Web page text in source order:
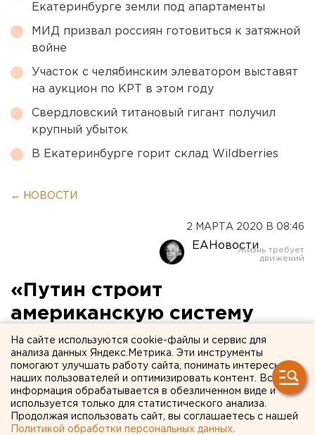
Екатеринбурге земли под апартаменты
МИД призвал россиян готовиться к затяжной
войне
Участок с челябинским элеватором выставят
на аукцион по КРТ в этом году
Свердловский титановый гигант получил
крупный убыток
В Екатеринбурге горит склад Wildberries
← НОВОСТИ
2 МАРТА 2020 В 08:46
ЕАНовости
«Путин строит
американскую систему
власти»: версия эксперта
На сайте используются cookie-файлы и сервис для
анализа данных Яндекс.Метрика. Эти инструменты
помогают улучшать работу сайта, понимать интересы
наших пользователей и оптимизировать контент. Вся
информация обрабатывается в обезличенном виде и
используется только для статистического анализа.
Продолжая использовать сайт, вы соглашаетесь с нашей
Политикой обработки персональных данных